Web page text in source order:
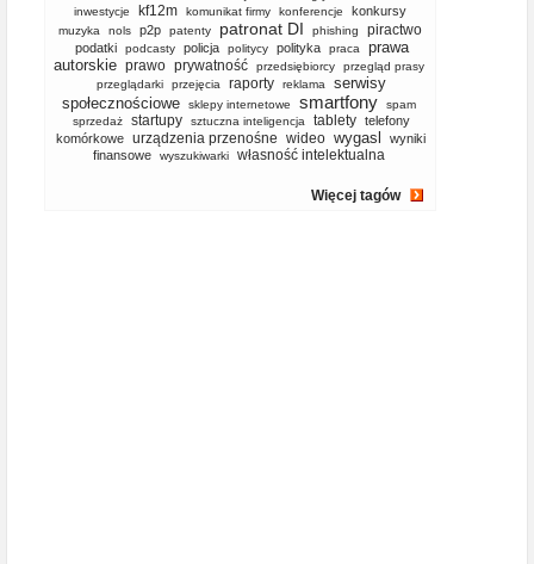
inwestycje kf12m komunikat firmy konferencje konkursy
muzyka nols p2p patenty patronat DI phishing piractwo
podatki podcasty policja politycy polityka praca
prawa
autorskie prawo prywatność przedsiębiorcy
przegląd prasy
przeglądarki
przejęcia raporty reklama
serwisy
społecznościowe
sklepy internetowe smartfony
spam
sprzedaż
startupy sztuczna inteligencja tablety telefony
komórkowe
urządzenia przenośne wideo wygasl
wyniki
finansowe
wyszukiwarki własność intelektualna
Więcej tagów